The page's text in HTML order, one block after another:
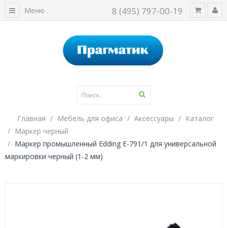
8 (495) 797-00-19
Меню
Главная Мебель для офиса Аксессуары
Каталог
Маркер черный
Маркер промышленный Edding E-791/1 для универсальной
маркировки черный (1-2 мм)